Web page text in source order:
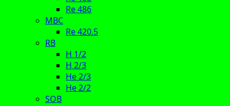
Re 486
MBC
Re 420.5
RB
H 1/2
H 2/3
He 2/3
He 2/2
SOB